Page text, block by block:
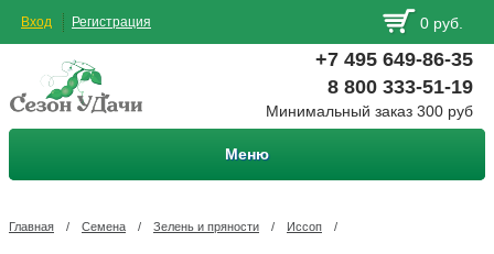
Вход Регистрация 0 руб.
+7 495 649-86-35
8 800 333-51-19
Минимальный заказ 300 руб
Меню
Главная / Семена / Зелень и пряности / Иссоп /